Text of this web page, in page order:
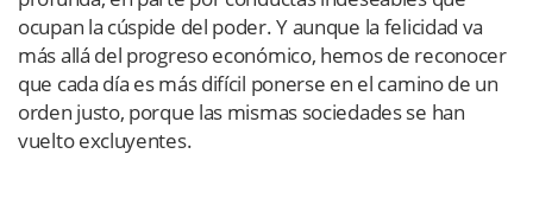
ocupan la cúspide del poder. Y aunque la felicidad va
más allá del progreso económico, hemos de reconocer
que cada día es más difícil ponerse en el camino de un
orden justo, porque las mismas sociedades se han
vuelto excluyentes.